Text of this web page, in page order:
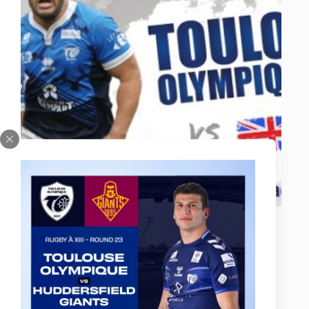
Le Toulouse Olympique, en partenariat avec le
célèbre cirque, met en place une offre spéciale :
tarif réduit à 5€ sur présentation du ticket d’entrée
au cirque pour le prochain choc au stade Ernest
Argelès, TO XIII v Leigh, le samedi 25 mai
(14h).
21 mai 2019